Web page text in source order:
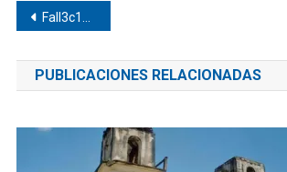
Navegación
de
entradas
Fall3c1d0s de choque de Jamiltepec y Pinotepa
PUBLICACIONES RELACIONADAS